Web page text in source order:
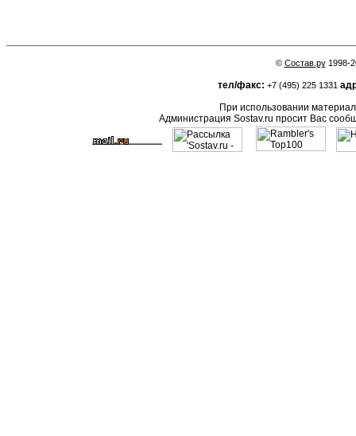
© Состав.ру1998-
тел/факс: +7 (495) 225 1331
При использовании
Администрация Sostav.ru просит Вас